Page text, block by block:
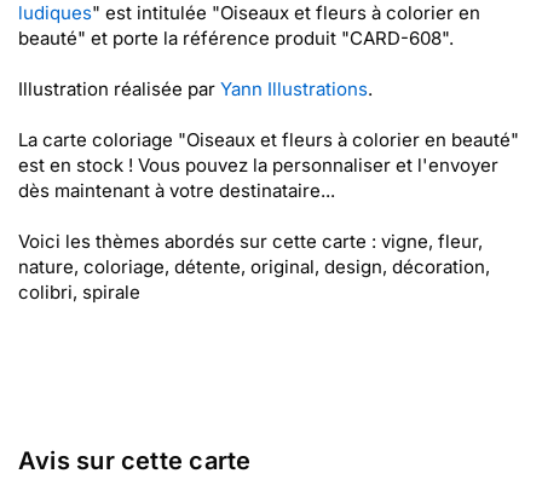
ludiques" est intitulée "Oiseaux et fleurs à colorier en
beauté" et porte la référence produit "CARD-608".
Illustration réalisée par Yann Illustrations.
La carte coloriage "Oiseaux et fleurs à colorier en beauté"
est en stock ! Vous pouvez la personnaliser et l'envoyer
dès maintenant à votre destinataire...
Voici les thèmes abordés sur cette carte : vigne, fleur,
nature, coloriage, détente, original, design, décoration,
colibri, spirale
Avis sur cette carte